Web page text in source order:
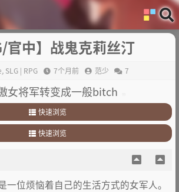
官中】战鬼克莉丝汀
, SLG | RPG 7个月前 范少 7
女将军转变成一般bitch
快速浏览
快速浏览
一位烦恼着自己的生活方式的女军人。